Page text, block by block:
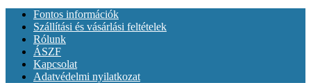
Fontos információk
Szállítási és vásárlási feltételek
Rólunk
ÁSZF
Kapcsolat
Adatvédelmi nyilatkozat